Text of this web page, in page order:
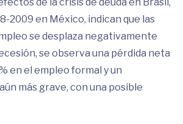
2009 en México, indican que las
se desplaza negativamente
se observa una pérdida neta
en el empleo formal y un
más grave, con una posible